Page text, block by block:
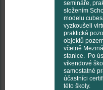
semináře,
složením
modelu
vyzkoušeli
praktická
objektů
včetně
stanice. Po
víkendové
samostatné
účastníci
této školy.